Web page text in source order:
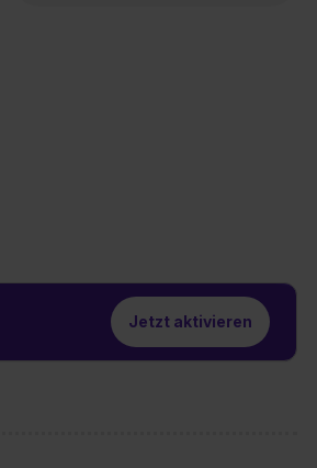
Jetzt aktivieren